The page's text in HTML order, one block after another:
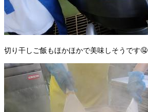
切り干しご飯もほかほかで美味しそうです🤤